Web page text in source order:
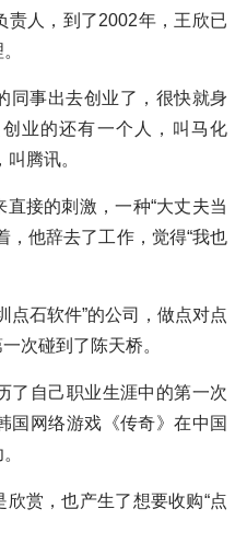
责人，到了2002年，王欣已
同事出去创业了，很快就身
业的还有一个人，叫马化
腾讯。
接的刺激，一种“大丈夫当
，他辞去了工作，觉得“我也
点石软件”的公司，做点对点
次碰到了陈天桥。
了自己职业生涯中的第一次
国网络游戏《传奇》在中国
赏，也产生了想要收购“点